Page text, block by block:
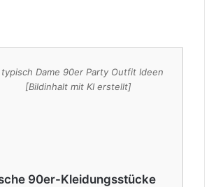
Dame 90er Party Outfit Ideen
[Bildinhalt mit KI erstellt]
90er-Kleidungsstücke